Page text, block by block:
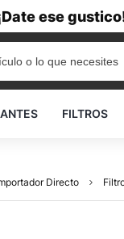
ese
FILTROS
Directo